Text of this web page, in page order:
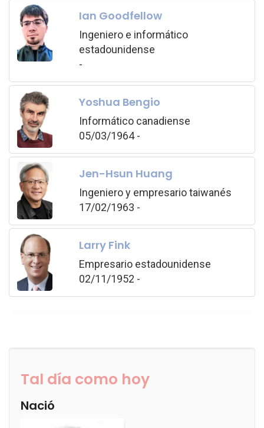
Ian Goodfellow
Ingeniero e informático
estadounidense
-
Yoshua Bengio
Informático canadiense
05/03/1964 -
Jen-Hsun Huang
Ingeniero y empresario taiwanés
17/02/1963 -
Larry Fink
Empresario estadounidense
02/11/1952 -
Tal día como hoy
Nació